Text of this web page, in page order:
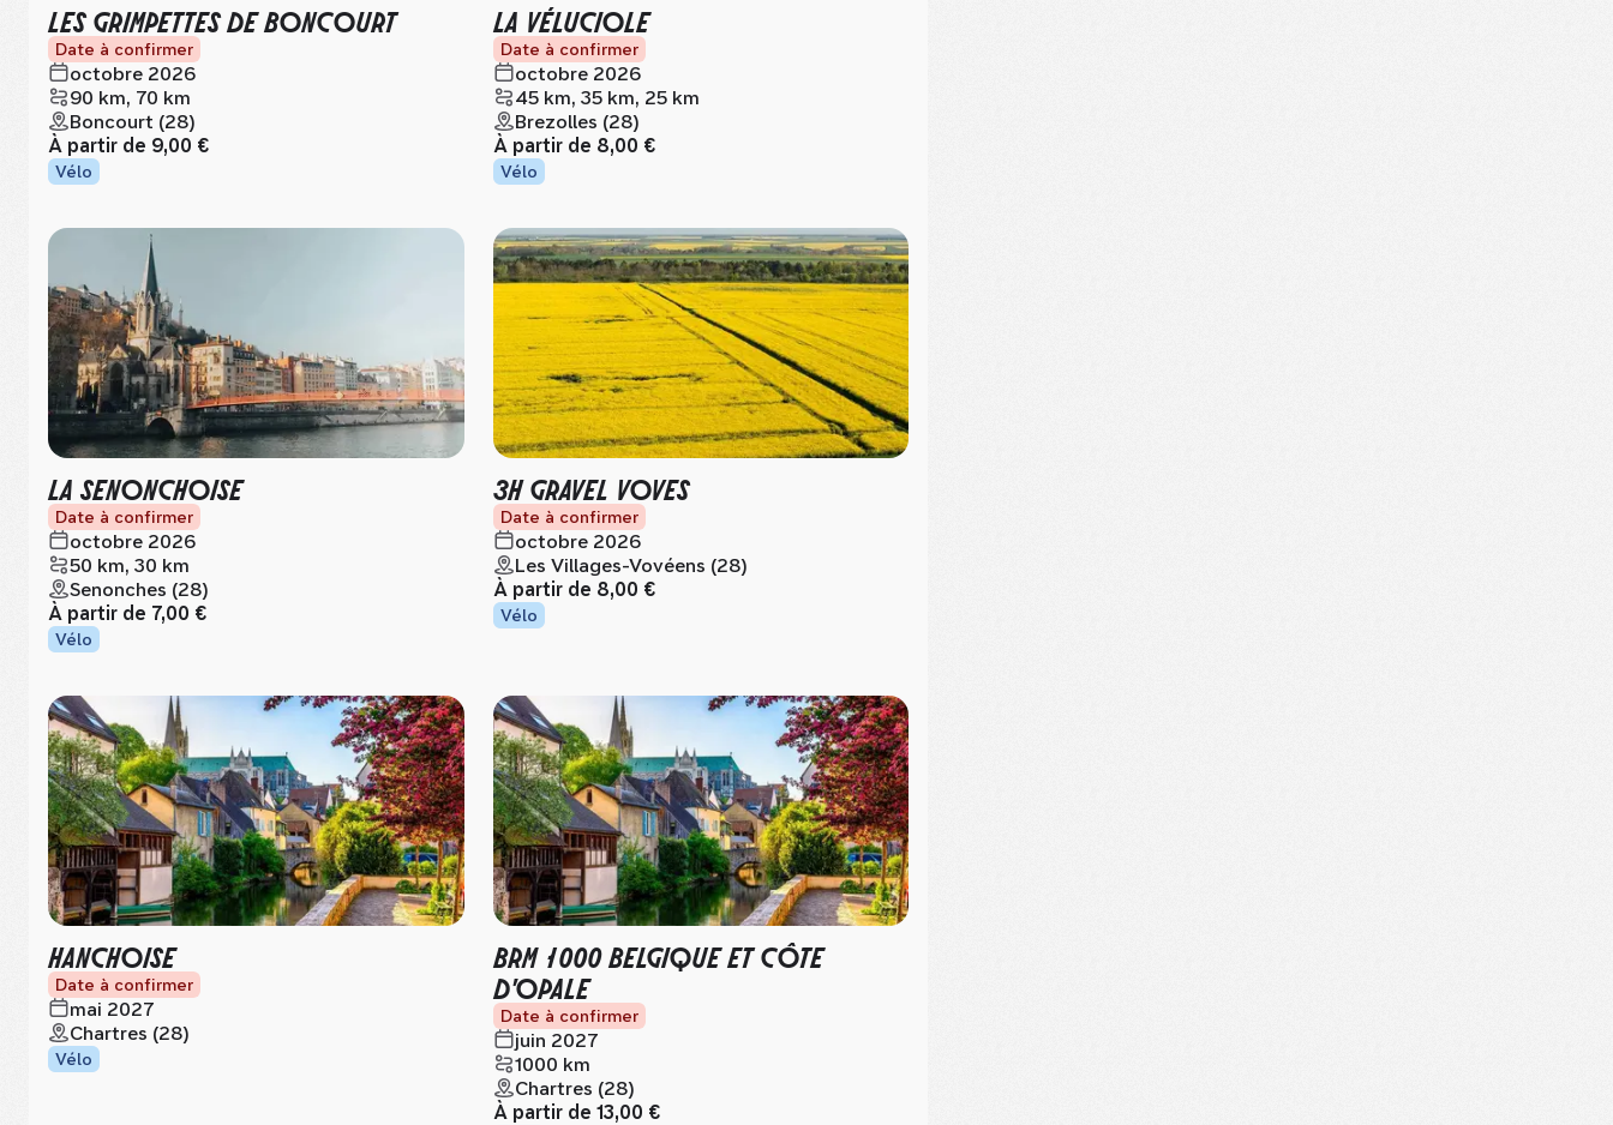
LES GRIMPETTES DE BONCOURT
Date à confirmer
octobre 2026
90 km, 70 km
Boncourt (28)
À partir de 9,00 €
Vélo
LA VÉLUCIOLE
Date à confirmer
octobre 2026
45 km, 35 km, 25 km
Brezolles (28)
À partir de 8,00 €
Vélo
LA SENONCHOISE
Date à confirmer
octobre 2026
50 km, 30 km
Senonches (28)
À partir de 7,00 €
Vélo
3H GRAVEL VOVES
Date à confirmer
octobre 2026
Les Villages-Vovéens (28)
À partir de 8,00 €
Vélo
HANCHOISE
Date à confirmer
mai 2027
Chartres (28)
Vélo
BRM 1000 BELGIQUE ET CÔTE
D'OPALE
Date à confirmer
juin 2027
1000 km
Chartres (28)
À partir de 13,00 €